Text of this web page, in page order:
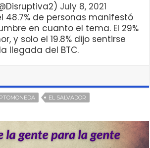
July 8, 2021
48.7% de personas manifestó
en cuanto el tema. El 29%
y solo el 19.8% dijo sentirse
llegada del BTC.
EL SALVADOR